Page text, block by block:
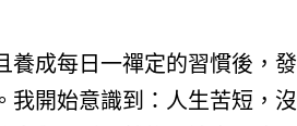
養成每日一禪定的習慣後，發
我開始意識到：人生苦短，沒